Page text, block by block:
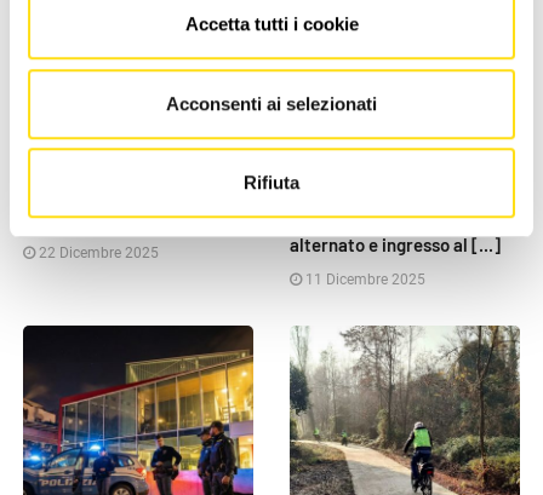
Accetta tutti i cookie
Acconsenti ai selezionati
Rifiuta
antidroga in centro città
22 Dicembre 2025
Pordenone, lavori su via
Molinari: senso unico
alternato e ingresso al [...]
11 Dicembre 2025